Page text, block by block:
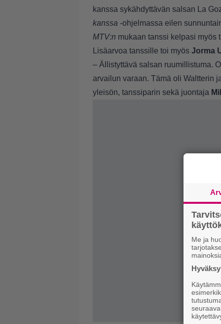
kanssa sykähdyttävän salsan La
kanssa -ohjelmassa eilen
MTV:n mukaan tanssi kelpasi myös
Lisäarvoa tanssille toi myös Jorma
– Ällistyttävä salsan ruumillistuma.
arvailun varaan. Tämä oli Waltterin
yleisön, tanssiparin sekä juontaja
Me ja